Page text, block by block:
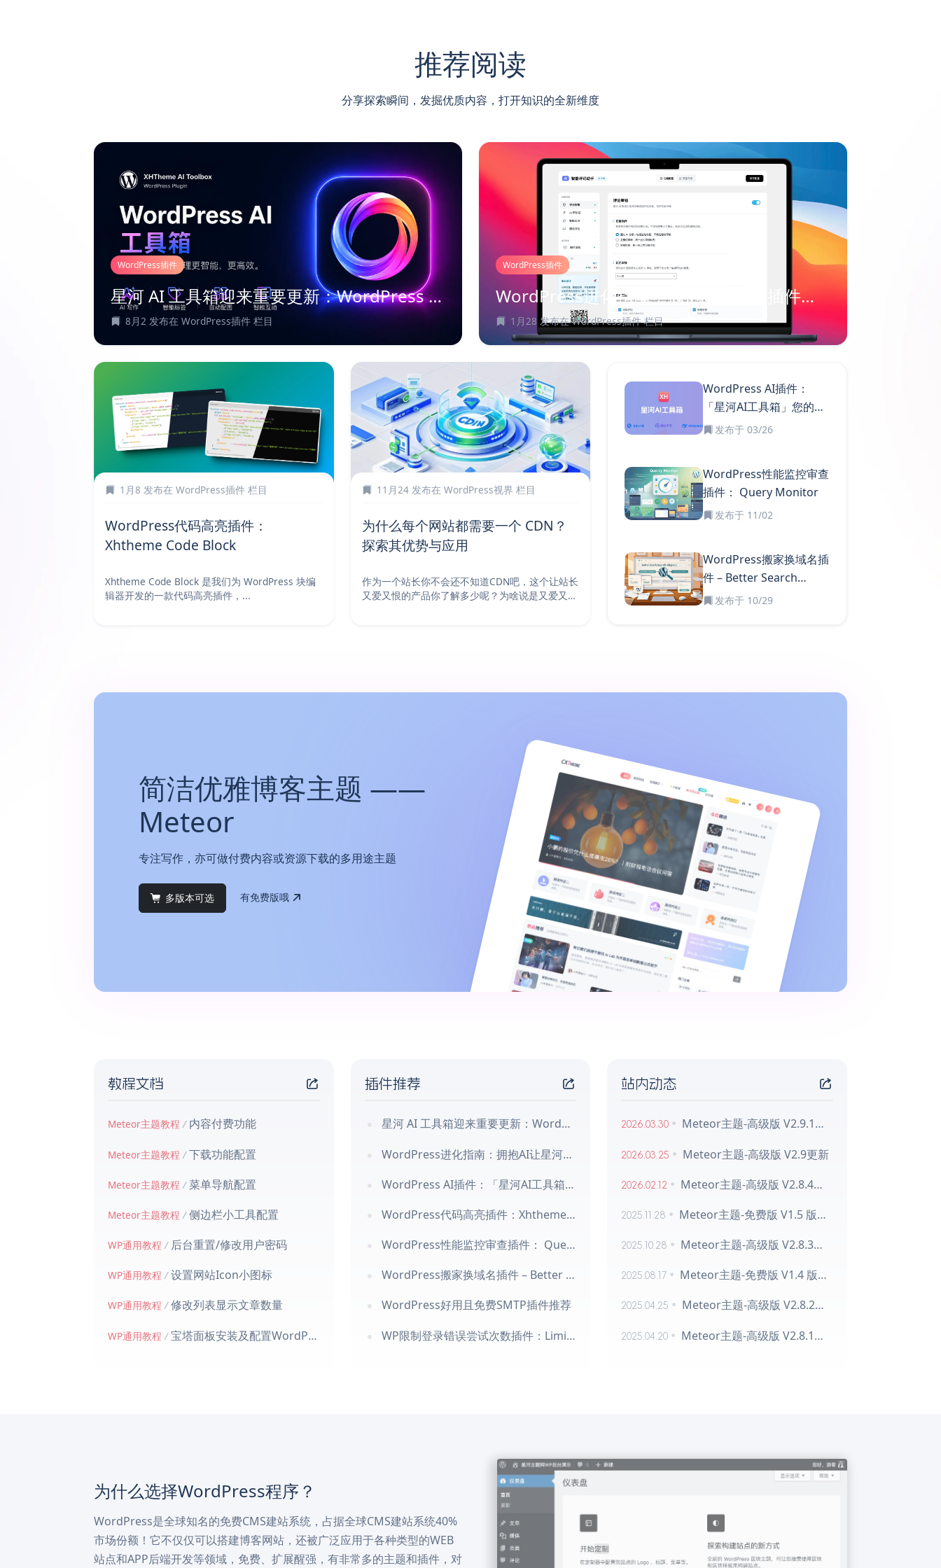
推荐阅读
分享探索瞬间，发掘优质内容，打开知识的全新维度
WordPress插件
星河 AI 工具箱迎来重要更新：WordPress 内容生产有了完整工作流
8月2 发布在 WordPress插件 栏目
WordPress插件
WordPress进化指南：拥抱AI让星河插件重塑您的网站交互
1月28 发布在WordPress插件栏目
1月8 发布在 WordPress插件 栏目
WordPress代码高亮插件：
Xhtheme Code Block
Xhtheme Code Block 是我们为 WordPress 块编
辑器开发的一款代码高亮插件，...
11月24发布在 WordPress视界 栏目
为什么每个网站都需要一个 CDN？
探索其优势与应用
作为一个站长你不会还不知道CDN吧，这个让站长
又爱又恨的产品你了解多少呢？为啥说是又爱又恨
WordPress AI插件：
「星河AI工具箱」您的AI
智能助手
发布于 03/26
WordPress性能监控审查
插件： Query Monitor
发布于 11/02
WordPress搬家换域名插
件 – Better Search
Replace
发布于 10/29
简洁优雅博客主题 ——
Meteor
专注写作，亦可做付费内容或资源下载的多用途主题
多版本可选 有免费版哦
教程文档
Meteor主题教程 / 内容付费功能
Meteor主题教程 / 下载功能配置
Meteor主题教程 / 菜单导航配置
Meteor主题教程 / 侧边栏小工具配置
WP通用教程 / 后台重置/修改用户密码
WP通用教程 / 设置网站Icon小图标
WP通用教程 / 修改列表显示文章数量
WP通用教程 / 宝塔面板安装及配置WordPress引导
插件推荐
星河 AI 工具箱迎来重要更新：WordPress 内容生产有了完整工作流
WordPress进化指南：拥抱AI让星河插件重塑您的网站交互
WordPress AI插件：「星河AI工具箱」您的AI智能助手
WordPress代码高亮插件：Xhtheme Code Block
WordPress性能监控审查插件： Query Monitor
WordPress搬家换域名插件 – Better Search Replace
WordPress好用且免费SMTP插件推荐
WP限制登录错误尝试次数插件：Limit Login Attempts Reloaded
站内动态
2026.03.30 Meteor主题-高级版 V2.9.1更新
2026.03.25 Meteor主题-高级版 V2.9更新
2026.02.12 Meteor主题-高级版 V2.8.4更新
2025.11.28 Meteor主题-免费版 V1.5 版本更新
2025.10.28 Meteor主题-高级版 V2.8.3更新
2025.08.17 Meteor主题-免费版 V1.4 版本更新
2025.04.25 Meteor主题-高级版 V2.8.2更新
2025.04.20 Meteor主题-高级版 V2.8.1更新
为什么选择WordPress程序？
WordPress是全球知名的免费CMS建站系统，占据全球CMS建站系统40%
市场份额！它不仅仅可以搭建博客网站，还被广泛应用于各种类型的WEB
站点和APP后端开发等领域，免费、扩展醒强，有非常多的主题和插件，对